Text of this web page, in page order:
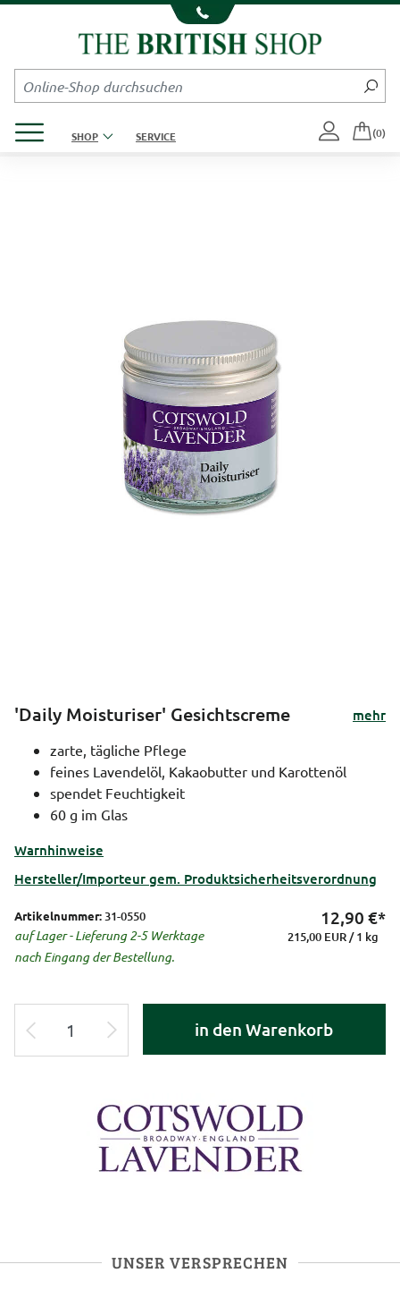
Kompletten Head der Seite überspringen
SHOP SERVICE (0)
'Daily Moisturiser' Gesichtscreme
mehr
zarte, tägliche Pflege
feines Lavendelöl, Kakaobutter und Karottenöl
spendet Feuchtigkeit
60 g im Glas
Warnhinweise
Hersteller/Importeur gem. Produktsicherheitsverordnung
Artikelnummer: 31-0550
auf Lager - Lieferung 2-5 Werktage
nach Eingang der Bestellung.
12,90 €*
215,00 EUR / 1 kg
in den Warenkorb
UNSER VERSPRECHEN